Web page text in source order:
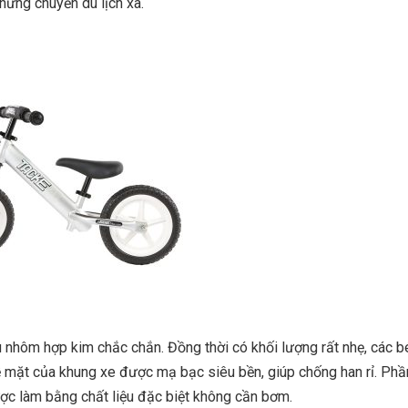
hợp kim chắc chắn. Đồng thời có khối lượng rất nhẹ, các
của khung xe được mạ bạc siêu bền, giúp chống han rỉ.
làm bằng chất liệu đặc biệt không cần bơm.